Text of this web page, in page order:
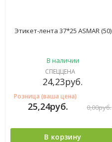
Этикет-лента 37*25 ASMAR (50)
В наличии
СПЕЦЦЕНА
24,23руб.
Розница (ваша цена)
25,24руб. 0,00руб.
В корзину